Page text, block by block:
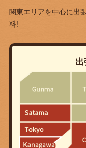
関東エリアを中心に出
料!